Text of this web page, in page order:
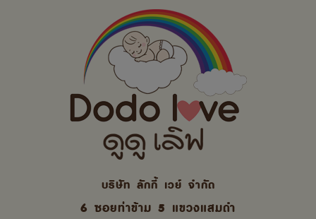
บริษัท ลักกี้ เวย์ จํากัด
6 ซอยท่าข้าม 5 แขวงแสมดำ